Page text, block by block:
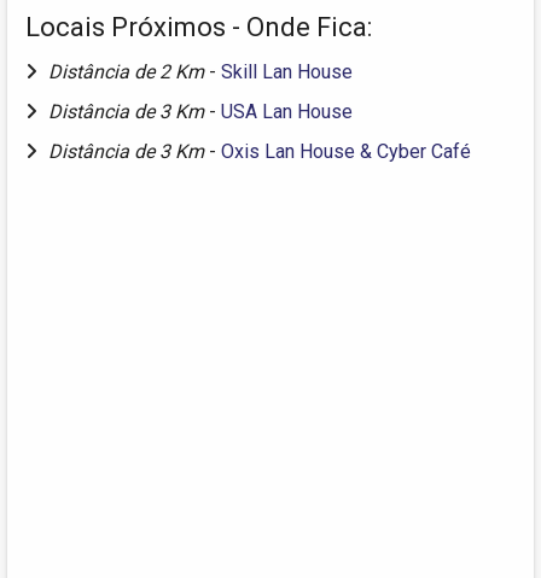
Locais Próximos - Onde Fica:
Distância de 2 Km - Skill Lan House
Distância de 3 Km - USA Lan House
Distância de 3 Km - Oxis Lan House & Cyber Café